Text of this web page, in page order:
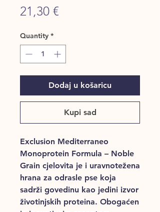
21,30 €
Quantity *
Dodaj u košaricu
Kupi sad
Exclusion Mediterraneo
Monoprotein Formula – Noble
Grain cjelovita je i uravnotežena
hrana za odrasle pse koja
sadrži govedinu kao jedini izvor
životinjskih proteina. Obogaćen